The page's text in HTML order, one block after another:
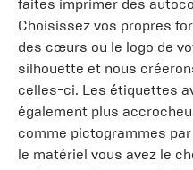
faites imprimer des
Choisissez vos propres
des cœurs ou le logo de
silhouette et nous
celles-ci. Les étiquettes
également plus
comme pictogrammes
le matériel vous avez le